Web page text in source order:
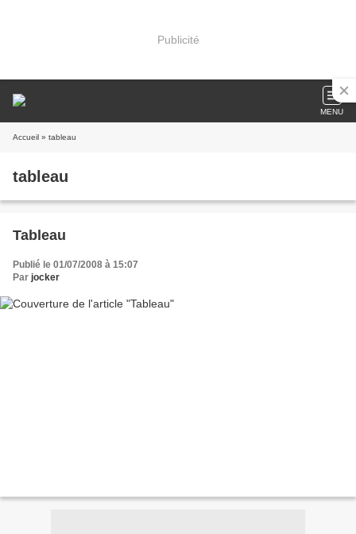
Publicité
MENU
Accueil » tableau
tableau
Tableau
Publié le 01/07/2008 à 15:07
Par jocker